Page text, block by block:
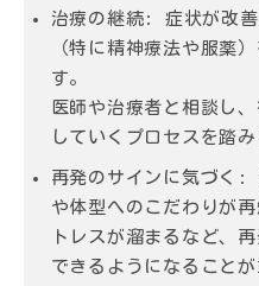
治療の継続:
症状が改
（特に精神療法や服薬
す。
医師や治療者と相談し
していくプロセスを踏み
再発のサインに気づく:
や体型へのこだわりが
トレスが溜まるなど、
できるようになることが